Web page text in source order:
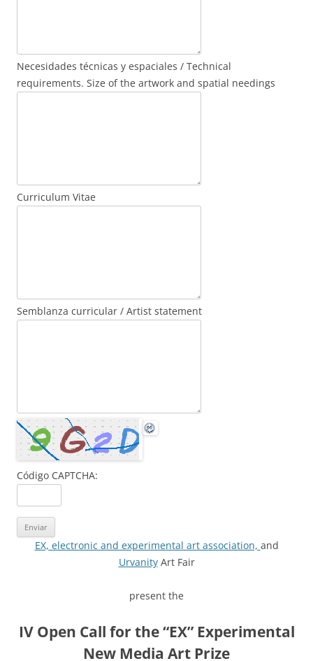
Necesidades técnicas y espaciales / Technical
requirements. Size of the artwork and spatial needings
Curriculum Vitae
Semblanza curricular / Artist statement
Código CAPTCHA:
EX, electronic and experimental art association, and
UrvanityArt Fair
present the
IV Open Call for the “EX” Experimental
New Media Art Prize